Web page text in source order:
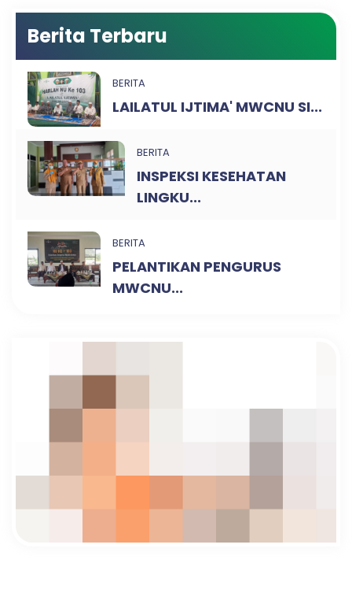
Berita Terbaru
BERITA
LAILATUL IJTIMA' MWCNU SI...
BERITA
INSPEKSI KESEHATAN
LINGKU...
BERITA
PELANTIKAN PENGURUS
MWCNU...